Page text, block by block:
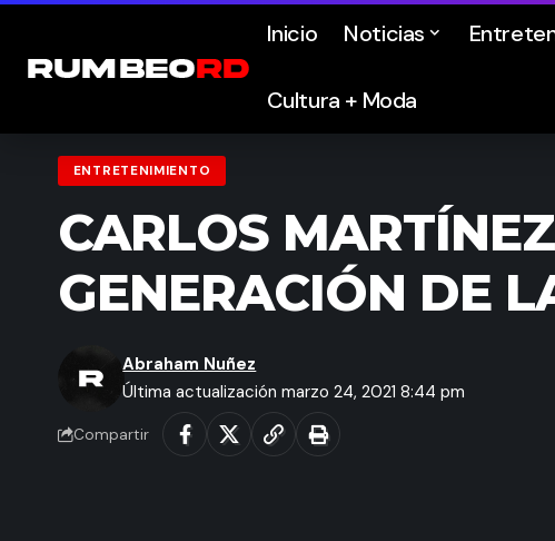
Inicio Noticias
Cultura + Moda
ENTRETENIMIENTO
CARLOS
GENERACIÓN DE
Última actualización marzo 24, 2021 8:44 pm
Abraham Nuñez
Compartir